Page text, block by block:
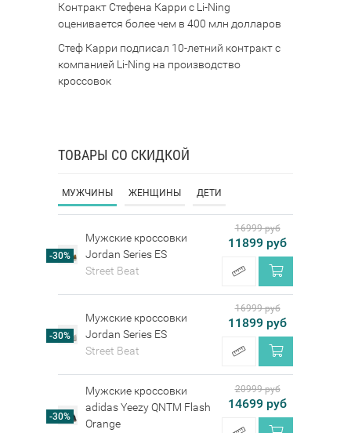
Контракт Стефена Карри с Li-Ning
оценивается более чем в 400 млн долларов
Стеф Карри подписал 10-летний контракт с
компанией Li-Ning на производство
кроссовок
ТОВАРЫ СО СКИДКОЙ
МУЖЧИНЫ ЖЕНЩИНЫ ДЕТИ
-30%
Мужские кроссовки
Jordan Series ES
Street Beat
16999 руб
11899 руб
-30%
Мужские кроссовки
Jordan Series ES
Street Beat
16999 руб
11899 руб
-30%
Мужские кроссовки
adidas Yeezy QNTM Flash
Orange
20999 руб
14699 руб